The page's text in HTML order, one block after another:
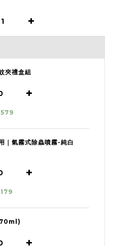
夾禮盒組
｜氣霧式除蟲噴霧-純白